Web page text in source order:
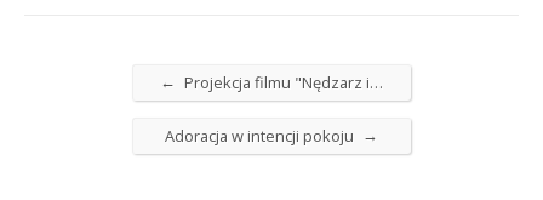
← Projekcja filmu "Nędzarz i…
Adoracja w intencji pokoju →